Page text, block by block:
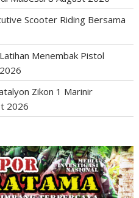
Scooter Riding Bersama
Menembak Pistol
Zikon 1 Marinir
2026